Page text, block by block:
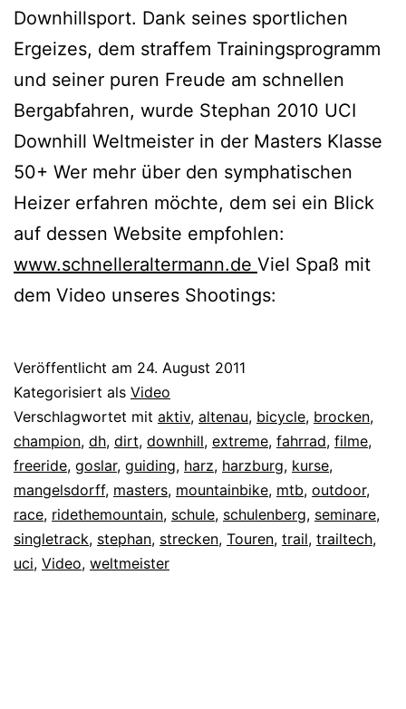
Downhillsport. Dank seines sportlichen
Ergeizes, dem straffem Trainingsprogramm
und seiner puren Freude am schnellen
Bergabfahren, wurde Stephan 2010 UCI
Downhill Weltmeister in der Masters Klasse
50+ Wer mehr über den symphatischen
Heizer erfahren möchte, dem sei ein Blick
auf dessen Website empfohlen:
www.schnelleraltermann.de Viel Spaß mit
dem Video unseres Shootings:
Veröffentlicht am 24. August 2011
Kategorisiert als Video
Verschlagwortet mit aktiv, altenau, bicycle, brocken,
champion, dh, dirt, downhill, extreme, fahrrad, filme,
freeride, goslar, guiding, harz, harzburg, kurse,
mangelsdorff, masters, mountainbike, mtb, outdoor,
race, ridethemountain, schule, schulenberg, seminare,
singletrack, stephan, strecken, Touren, trail, trailtech,
uci, Video, weltmeister